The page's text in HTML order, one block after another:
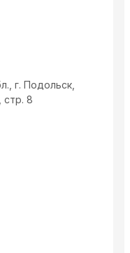
г. Подольск,
стр. 8